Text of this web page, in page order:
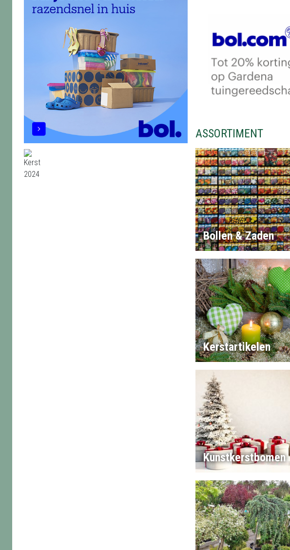
ASSORTIMENT
Bollen & Zaden
Kerstartikelen
Kunstkerstbomen